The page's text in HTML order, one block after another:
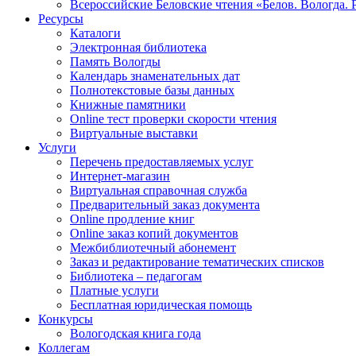
Всероссийские Беловские чтения «Белов. Вологда.
Ресурсы
Каталоги
Электронная библиотека
Память Вологды
Календарь знаменательных дат
Полнотекстовые базы данных
Книжные памятники
Online тест проверки скорости чтения
Виртуальные выставки
Услуги
Перечень предоставляемых услуг
Интернет-магазин
Виртуальная справочная служба
Предварительный заказ документа
Online продление книг
Online заказ копий документов
Межбиблиотечный абонемент
Заказ и редактирование тематических списков
Библиотека – педагогам
Платные услуги
Бесплатная юридическая помощь
Конкурсы
Вологодская книга года
Коллегам